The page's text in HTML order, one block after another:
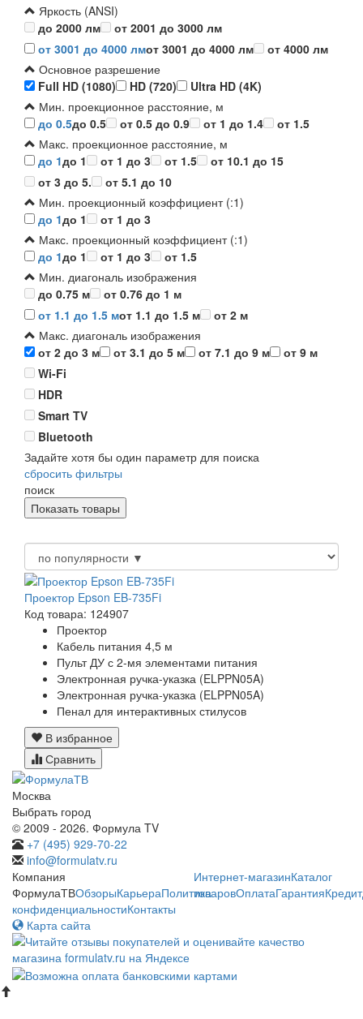
Яркость (ANSI)
до 2000 лм
от 2001 до 3000 лм
от 3001 до 4000 лмот 3001 до 4000 лм
от 4000 лм
Основное разрешение
Full HD (1080)
HD (720)
Ultra HD (4K)
Мин. проекционное расстояние, м
до 0.5до 0.5 от 0.5 до 0.9 от 1 до 1.4
от 1.5
Макс. проекционное расстояние, м
до 1до 1 от 1 до 3 от 1.5
от 10.1 до 15
от 3 до 5.
от 5.1 до 10
Мин. проекционный коэффициент (:1)
до 1до 1
от 1 до 3
Макс. проекционный коэффициент (:1)
до 1до 1 от 1 до 3
от 1.5
Мин. диагональ изображения
до 0.75 м
от 0.76 до 1 м
от 1.1 до 1.5 мот 1.1 до 1.5 м
от 2 м
Макс. диагональ изображения
от 2 до 3 м
от 3.1 до 5 м от 7.1 до 9 м
от 9 м
Wi-Fi
HDR
Smart TV
Bluetooth
Задайте хотя бы один параметр для поиска
сбросить фильтры
поиск
Проектор Epson EB-735Fi
Код товара: 124907
Проектор
Кабель питания 4,5 м
Пульт ДУ с 2-мя элементами питания
Электронная ручка-указка (ELPPN05A)
Электронная ручка-указка (ELPPN05A)
Пенал для интерактивных стилусов
В избранное
Сравнить
Москва
Выбрать город
© 2009 - 2026. Формула TV
+7 (495) 929-70-22
info@formulatv.ru
Компания
ФормулаТВОбзорыКарьераПолитика
конфиденциальностиКонтакты
Интернет-магазинКаталог
товаровОплатаГарантияКредит
Карта сайта